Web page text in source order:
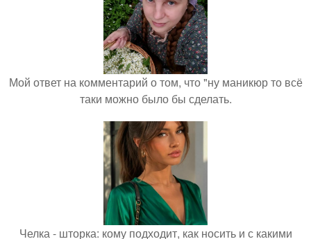
Мой ответ на комментарий о том, что "ну маникюр то всё
таки можно было бы сделать.
Челка - шторка: кому подходит, как носить и с какими